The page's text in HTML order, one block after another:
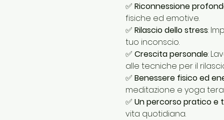
✅ Riconnessione
fisiche ed emotive.
✅ Rilascio dello stress:
tuo inconscio.
✅ Crescita personale:
alle tecniche per il
✅ Benessere fisico ed
meditazione e yoga
✅ Un percorso pratico e
vita quotidiana.